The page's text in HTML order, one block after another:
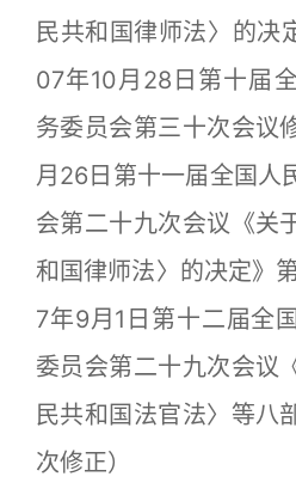
民共和国律师法〉的
07年10月28日第十届
务委员会第三十次会议
月26日第十一届全国人
会第二十九次会议《关
和国律师法〉的决定》
7年9月1日第十二届全
委员会第二十九次会议
民共和国法官法〉等八
次修正）